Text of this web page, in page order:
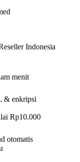
Indonesia
menit
& enkripsi
Rp10.000
otomatis